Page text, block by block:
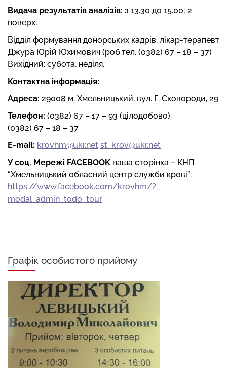
Видача результатів аналізів: з 13.30 до 15.00; 2
поверх,
Відділ формування донорських кадрів, лікар-терапевт
Джура Юрій Юхимович (роб.тел. (0382) 67 – 18 – 37)
Вихідний: субота, неділя.
Контактна інформація:
Адреса: 29008 м. Хмельницький, вул. Г. Сковороди, 29
Телефон: (0382) 67 – 17 – 93 (цілодобово)
(0382) 67 – 18 – 37
E-mail: krovhm@ukr.net st_krov@ukr.net
У соц. Мережі FACEBOOK наша сторінка – КНП
“Хмельницький обласний центр служби крові”:
https://www.facebook.com/krovhm/?
modal=admin_todo_tour
Графік особистого прийому